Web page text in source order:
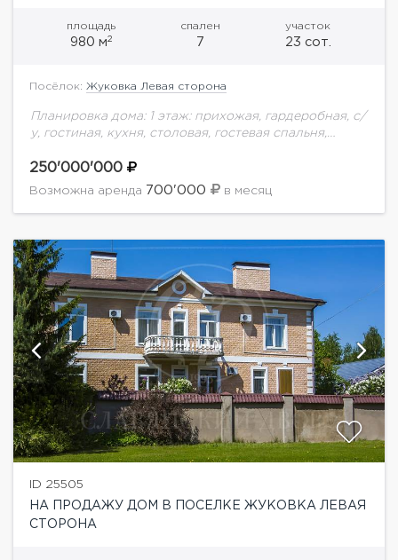
площадь
980 м2
спален
7
участок
23 сот.
Посёлок: Жуковка Левая сторона
Планировка дома: 1 этаж: прихожая, гардеробная, с/
у, гостиная, кухня, столовая, гостевая спальня,
комнаты, гардеробная. Мансарда: холл, кабинет, 3...
250'000'000
Возможна аренда 700'000 в месяц
ID 25505
НА ПРОДАЖУ ДОМ В ПОСЕЛКЕ ЖУКОВКА ЛЕВАЯ
СТОРОНА